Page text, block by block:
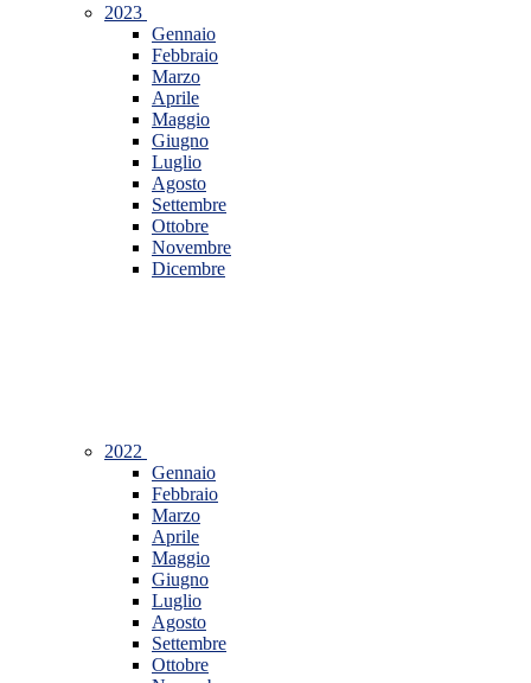
2023
Gennaio
Febbraio
Marzo
Aprile
Maggio
Giugno
Luglio
Agosto
Settembre
Ottobre
Novembre
Dicembre
2022
Gennaio
Febbraio
Marzo
Aprile
Maggio
Giugno
Luglio
Agosto
Settembre
Ottobre